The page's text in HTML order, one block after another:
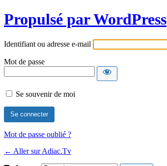
Propulsé par WordPress
Identifiant ou adresse e-mail
Mot de passe
Se souvenir de moi
Mot de passe oublié ?
← Aller sur Adiac.Tv